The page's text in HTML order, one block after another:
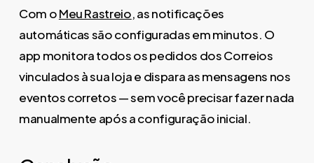
Com oMeu Rastreio, as notificações
automáticas são configuradas em minutos. O
app monitora todos os pedidos dos Correios
vinculados à sua loja e dispara as mensagens nos
eventos corretos — sem você precisar fazer nada
manualmente após a configuração inicial.